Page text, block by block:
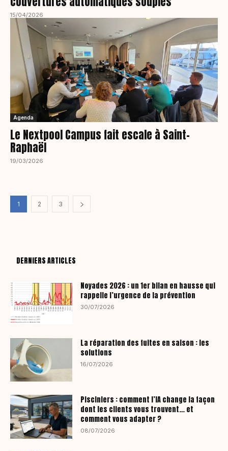
15/04/2026
Agenda
Le Nextpool Campus fait escale à Saint-
Raphaël
19/03/2026
1 2 3
DERNIERS ARTICLES
Noyades 2026 : un 1er bilan en hausse qui
rappelle l’urgence de la prévention
30/07/2026
La réparation des fuites en saison : les
solutions
16/07/2026
Pisciniers : comment l’IA change la façon
dont les clients vous trouvent… et
comment vous adapter ?
08/07/2026